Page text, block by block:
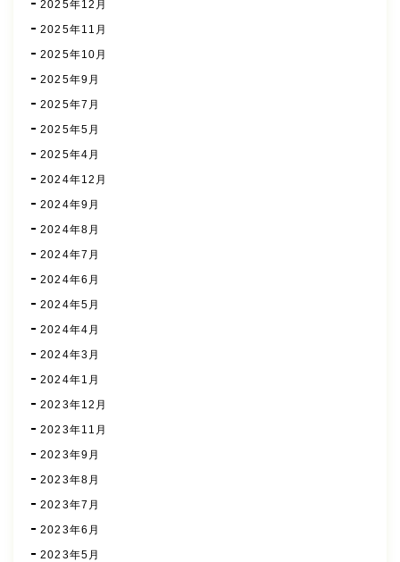
2025年12月
2025年11月
2025年10月
2025年9月
2025年7月
2025年5月
2025年4月
2024年12月
2024年9月
2024年8月
2024年7月
2024年6月
2024年5月
2024年4月
2024年3月
2024年1月
2023年12月
2023年11月
2023年9月
2023年8月
2023年7月
2023年6月
2023年5月